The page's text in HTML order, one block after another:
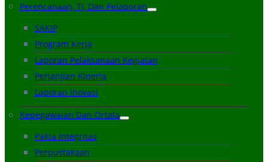
Perencanaan, TI, Dan Pelaporan
SAKIP
Program Kerja
Laporan Pelaksanaan Kegiatan
Perjanjian Kinerja
Laporan Inovasi
Kepegawaian Dan Ortala
Pakta Integritas
Perpustakaan